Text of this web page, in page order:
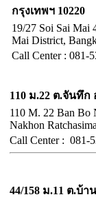
กรุงเทพฯ 10220
19/27 Soi Sai Mai
Mai District,
Call Center : 081-
110 ม.22 ต.จันทึก
110 M. 22 Ban Bo
Nakhon
Call Center : 081-
44/158 ม.11 ต.บ้า